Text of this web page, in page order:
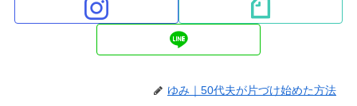
ゆみ｜50代夫が片づけ始めた方法